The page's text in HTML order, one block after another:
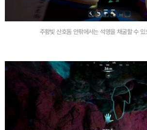
주황빛 산호돔 안팎에서는 석영을 채굴할 수